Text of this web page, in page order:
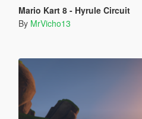
Mario Kart 8 - Hyrule Circuit
By MrVicho13